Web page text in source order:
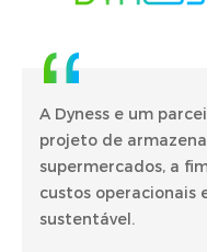
A Dyness e um
projeto de
supermercados, a
custos operacionais
sustentável.